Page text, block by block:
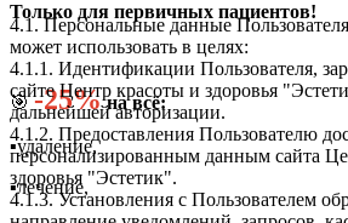
Только для первичных пациентов!
🎯-25%на всё:
▪️удаление,
▪️лечение,
4.1. Персональные данные
может использовать в целях:
4.1.1. Идентификации Пользователя,
сайте Центр красоты и здоровья
дальнейшей авторизации.
4.1.2. Предоставления Пользователю
персонализированным данным сайта
здоровья "Эстетик".
4.1.3. Установления с Пользователем